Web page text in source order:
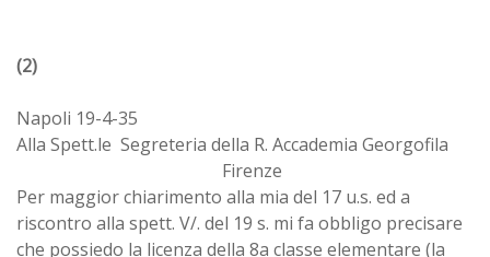
(2)
Napoli 19-4-35
Alla Spett.le Segreteria della R. Accademia Georgofila
Firenze
Per maggior chiarimento alla mia del 17 u.s. ed a
riscontro alla spett. V/. del 19 s. mi fa obbligo precisare
che possiedo la licenza della 8a classe elementare (la